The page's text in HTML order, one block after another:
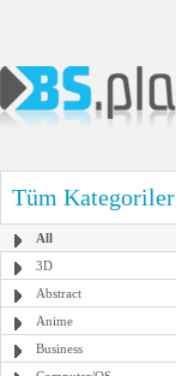
Tüm Kategoriler
All
3D
Abstract
Anime
Business